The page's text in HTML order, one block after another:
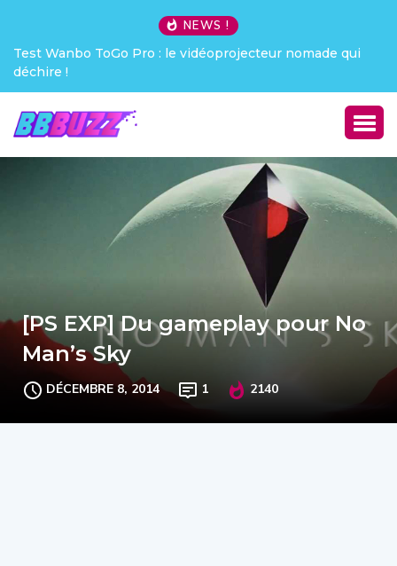
NEWS !
Test Wanbo ToGo Pro : le vidéoprojecteur nomade qui
déchire !
[PS EXP] Du gameplay pour No
Man’s Sky
DÉCEMBRE 8, 2014 1 2140